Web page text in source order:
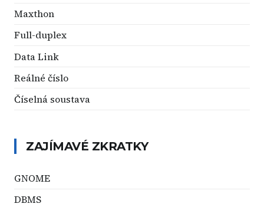
Maxthon
Full-duplex
Data Link
Reálné číslo
Číselná soustava
ZAJÍMAVÉ ZKRATKY
GNOME
DBMS